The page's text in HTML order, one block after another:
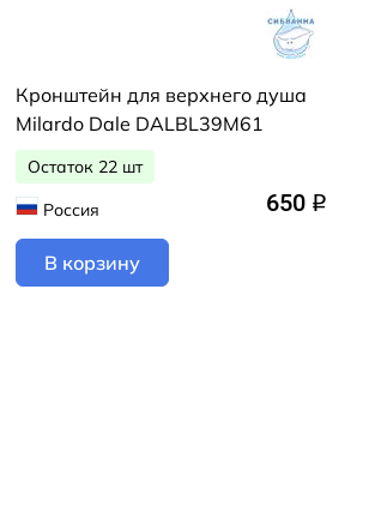
Кронштейн для верхнего душа
Milardo Dale DALBL39M61
Остаток 22 шт
Россия
650 q
В корзину